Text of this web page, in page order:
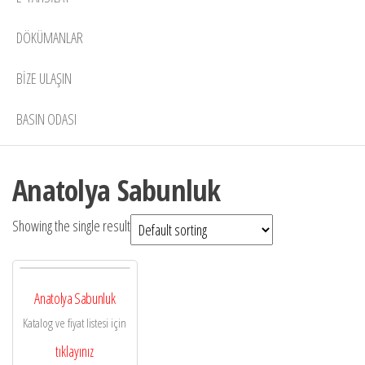
DÖKÜMANLAR
BIZE ULAŞIN
BASIN ODASI
Anatolya Sabunluk
Showing the single result
Anatolya Sabunluk
Katalog ve fiyat listesi için
tıklayınız